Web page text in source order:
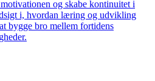
og skabe kontinuitet i
i, hvordan læring og udvikling
bygge bro mellem fortidens